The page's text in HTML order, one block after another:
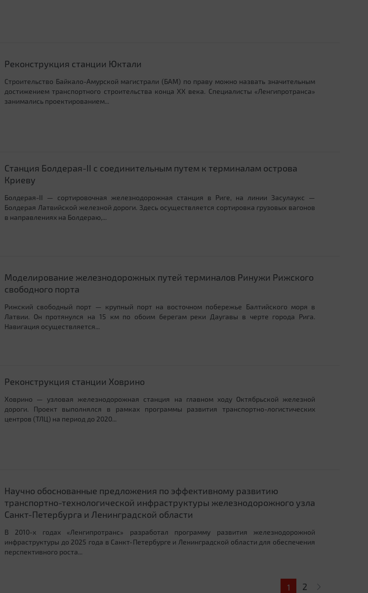
Реконструкция станции Юктали
Строительство Байкало-Амурской магистрали (БАМ) по праву можно назвать значительным
достижением транспортного строительства конца XX века. Специалисты «Ленгипротранса»
занимались проектированием...
Станция Болдерая-II с соединительным путем к терминалам острова
Криеву
Болдерая-II — сортировочная железнодорожная станция в Риге, на линии Засулаукс —
Болдерая Латвийской железной дороги. Здесь осуществляется сортировка грузовых вагонов
в направлениях на Болдераю,...
Моделирование железнодорожных путей терминалов Ринужи Рижского
свободного порта
Рижский свободный порт — крупный порт на восточном побережье Балтийского моря в
Латвии. Он протянулся на 15 км по обоим берегам реки Даугавы в черте города Рига.
Навигация осуществляется...
Реконструкция станции Ховрино
Ховрино — узловая железнодорожная станция на главном ходу Октябрьской железной
дороги. Проект выполнялся в рамках программы развития транспортно-логистических
центров (ТЛЦ) на период до 2020...
Научно обоснованные предложения по эффективному развитию
транспортно-технологической инфраструктуры железнодорожного узла
Санкт-Петербурга и Ленинградской области
В 2010-х годах «Ленгипротранс» разработал программу развития железнодорожной
инфраструктуры до 2025 года в Санкт-Петербурге и Ленинградской области для обеспечения
перспективного роста...
1 2